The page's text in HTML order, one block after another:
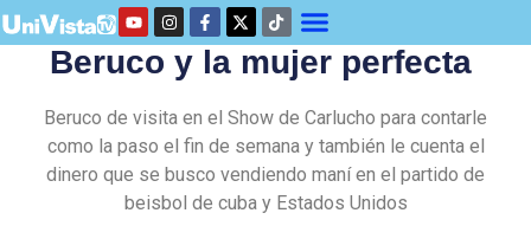
Beruco y la mujer perfecta
Beruco de visita en el Show de Carlucho para contarle
como la paso el fin de semana y también le cuenta el
dinero que se busco vendiendo maní en el partido de
beisbol de cuba y Estados Unidos